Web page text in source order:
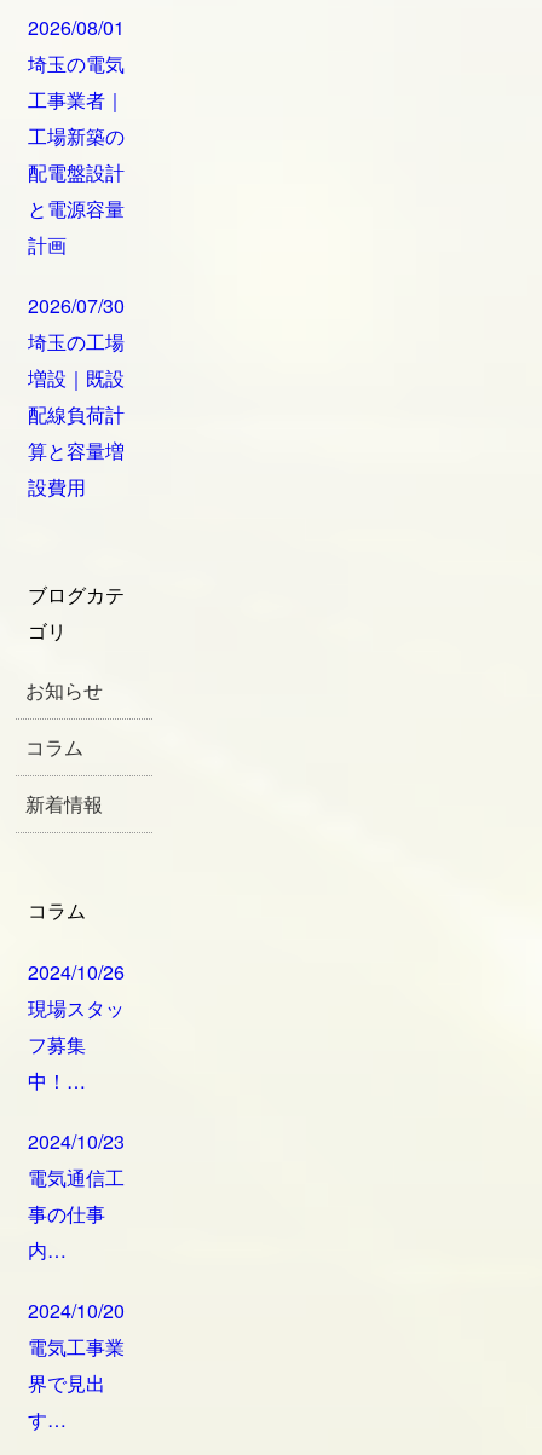
2026/08/01
埼玉の電気
工事業者｜
工場新築の
配電盤設計
と電源容量
計画
2026/07/30
埼玉の工場
増設｜既設
配線負荷計
算と容量増
設費用
ブログカテ
ゴリ
お知らせ
コラム
新着情報
コラム
2024/10/26
現場スタッ
フ募集
中！…
2024/10/23
電気通信工
事の仕事
内…
2024/10/20
電気工事業
界で見出
す…